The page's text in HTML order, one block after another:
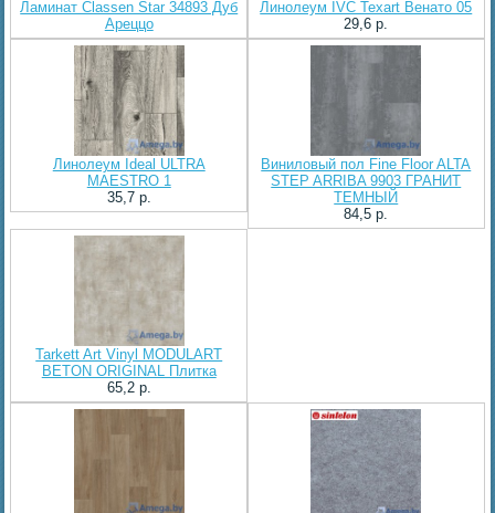
Ламинат Classen Star 34893 Дуб
Ареццо
Линолеум IVC Texart Венато 05
29,6 p.
Линолеум Ideal ULTRA
MAESTRO 1
35,7 p.
Виниловый пол Fine Floor ALTA
STEP ARRIBA 9903 ГРАНИТ
ТЕМНЫЙ
84,5 p.
Tarkett Art Vinyl MODULART
BETON ORIGINAL Плитка
65,2 p.